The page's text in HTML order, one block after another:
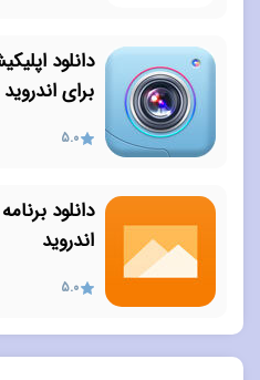
برای اندروید
5.0
اندروید
5.0